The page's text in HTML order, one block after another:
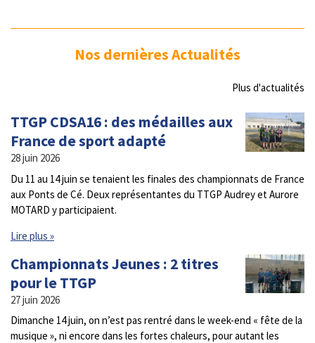
Nos dernières Actualités
Plus d'actualités
TTGP CDSA16 : des médailles aux
France de sport adapté
28 juin 2026
Du 11 au 14 juin se tenaient les finales des championnats de France
aux Ponts de Cé. Deux représentantes du TTGP Audrey et Aurore
MOTARD y participaient.
Lire plus »
Championnats Jeunes : 2 titres
pour le TTGP
27 juin 2026
Dimanche 14 juin, on n’est pas rentré dans le week-end « fête de la
musique », ni encore dans les fortes chaleurs, pour autant les